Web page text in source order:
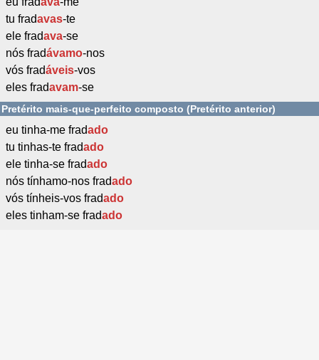
tu fradavas-te
ele fradava-se
nós fradávamo-nos
vós fradáveis-vos
eles fradavam-se
Pretérito mais-que-perfeito composto (Pretérito anterior)
eu tinha-me fradado
tu tinhas-te fradado
ele tinha-se fradado
nós tínhamo-nos fradado
vós tínheis-vos fradado
eles tinham-se fradado